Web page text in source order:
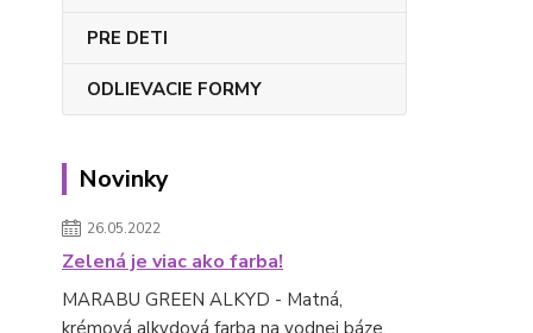
PRE DETI
ODLIEVACIE FORMY
Novinky
26.05.2022
Zelená je viac ako farba!
MARABU GREEN ALKYD - Matná,
krémová alkydová farba na vodnej báze.